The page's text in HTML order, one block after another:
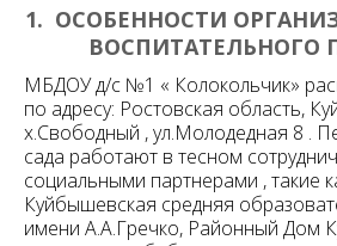
1. ОСОБЕННОСТИ
ВОСПИТАТЕЛЬНОГО
МБДОУ д/с №1 « Колокольчик»
по адресу: Ростовская область,
х.Свободный , ул.Молодедная 8 .
сада работают в тесном
социальными партнерами , такие
Куйбышевская средняя
имени А.А.Гречко, Районный Дом